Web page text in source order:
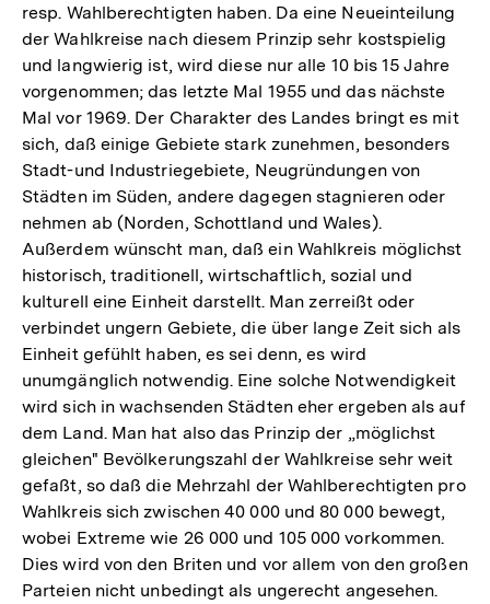
resp. Wahlberechtigten haben. Da eine Neueinteilung
der Wahlkreise nach diesem Prinzip sehr kostspielig
und langwierig ist, wird diese nur alle 10 bis 15 Jahre
vorgenommen; das letzte Mal 1955 und das nächste
Mal vor 1969. Der Charakter des Landes bringt es mit
sich, daß einige Gebiete stark zunehmen, besonders
Stadt-und Industriegebiete, Neugründungen von
Städten im Süden, andere dagegen stagnieren oder
nehmen ab (Norden, Schottland und Wales).
Außerdem wünscht man, daß ein Wahlkreis möglichst
historisch, traditionell, wirtschaftlich, sozial und
kulturell eine Einheit darstellt. Man zerreißt oder
verbindet ungern Gebiete, die über lange Zeit sich als
Einheit gefühlt haben, es sei denn, es wird
unumgänglich notwendig. Eine solche Notwendigkeit
wird sich in wachsenden Städten eher ergeben als auf
dem Land. Man hat also das Prinzip der „möglichst
gleichen" Bevölkerungszahl der Wahlkreise sehr weit
gefaßt, so daß die Mehrzahl der Wahlberechtigten pro
Wahlkreis sich zwischen 40 000 und 80 000 bewegt,
wobei Extreme wie 26 000 und 105 000 vorkommen.
Dies wird von den Briten und vor allem von den großen
Parteien nicht unbedingt als ungerecht angesehen.